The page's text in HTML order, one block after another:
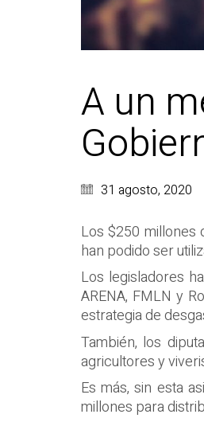
A un
31 agosto, 2020
Los $250 millones
han podido ser
Los legisladores
ARENA, FMLN y
estrategia de
También, los
agricultores y
Es más, sin esta
millones para